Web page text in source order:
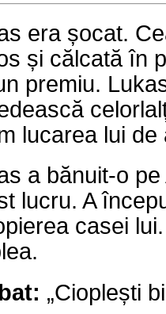
era șocat.
și călcată în
premiu.
lucarea lui
a bănuit-o
lucru. A
casei
„Cioplești